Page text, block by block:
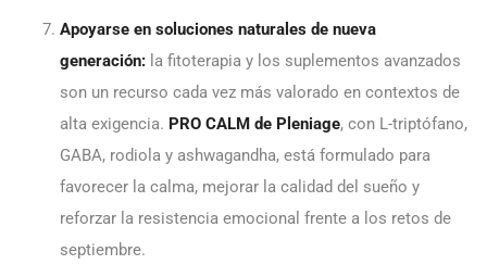
Apoyarse en soluciones naturales de nueva
generación: la fitoterapia y los suplementos avanzados
son un recurso cada vez más valorado en contextos de
alta exigencia. PRO CALM de Pleniage, con L-triptófano,
GABA, rodiola y ashwagandha, está formulado para
favorecer la calma, mejorar la calidad del sueño y
reforzar la resistencia emocional frente a los retos de
septiembre.